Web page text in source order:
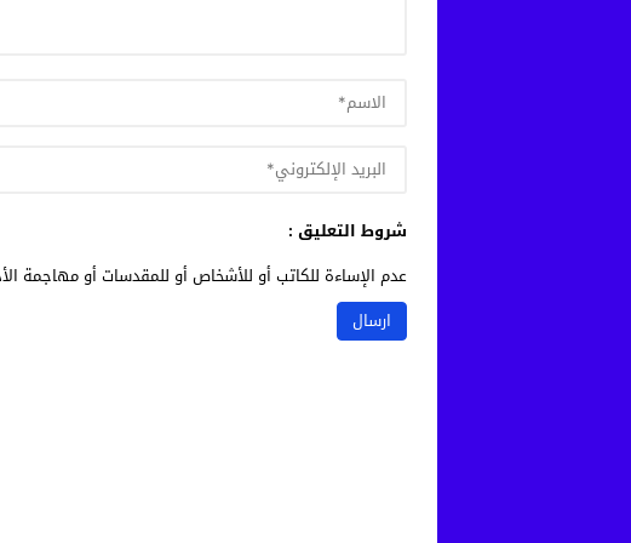
شروط التعليق :
عدم الإساءة للكاتب أو للأشخاص أو للمقدسات أو مهاجمة